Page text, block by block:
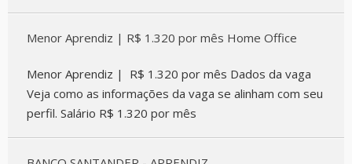
Menor Aprendiz | R$ 1.320 por mês Home Office
Menor Aprendiz | R$ 1.320 por mês Dados da vaga
Veja como as informações da vaga se alinham com seu
perfil. Salário R$ 1.320 por mês